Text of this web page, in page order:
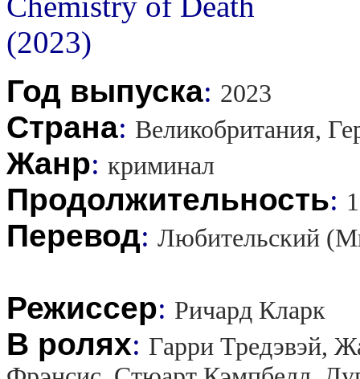
Год выпуска: 2023
Страна: Великобритания,
Жанр: криминал
Продолжительность:
Перевод: Любительский
Режиссер: Ричард Кларк
В ролях: Гарри Тредэвэй,